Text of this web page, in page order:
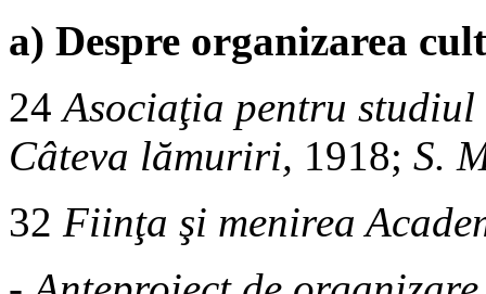
a) Despre organizarea
24Asociaţia pentru
Câteva lămuriri, 1918; S.
32 Fiinţa şi menirea